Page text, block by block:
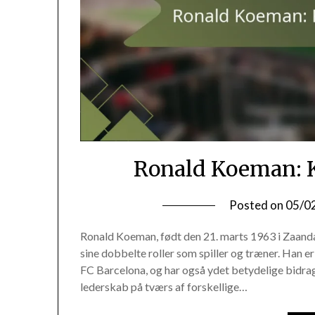
Ronald
Posted on 05/
Ronald Koeman, født den 21. marts 1963 i
sine dobbelte roller som spiller og træner. Han
FC Barcelona, og har også ydet betydelige
lederskab på tværs af forskellige…